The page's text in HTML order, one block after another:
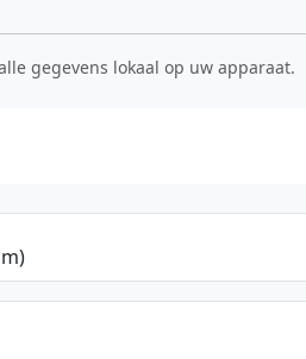
gegevens lokaal op uw apparaat.